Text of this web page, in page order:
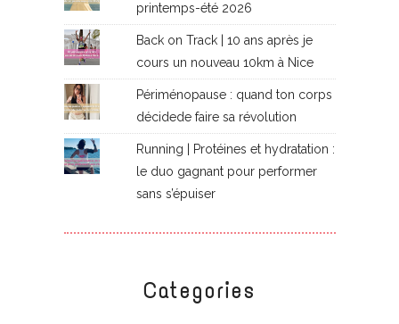
printemps-été 2026
Back on Track | 10 ans après je
cours un nouveau 10km à Nice
Périménopause : quand ton corps
décidede faire sa révolution
Running | Protéines et hydratation :
le duo gagnant pour performer
sans s’épuiser
Categories